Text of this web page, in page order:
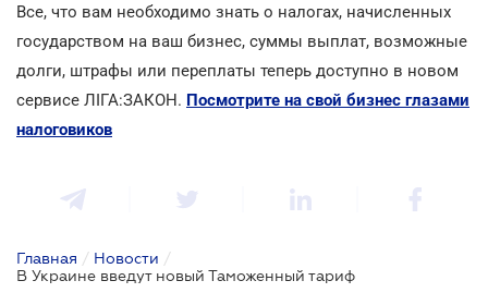
Все, что вам необходимо знать о налогах, начисленных
государством на ваш бизнес, суммы выплат, возможные
долги, штрафы или переплаты теперь доступно в новом
сервисе ЛІГА:ЗАКОН. Посмотрите на свой бизнес глазами
налоговиков
Главная / Новости /
В Украине введут новый Таможенный тариф